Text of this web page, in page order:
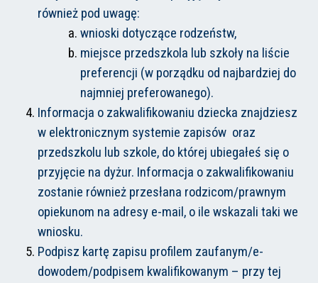
również pod uwagę:
wnioski dotyczące rodzeństw,
miejsce przedszkola lub szkoły na liście
preferencji (w porządku od najbardziej do
najmniej preferowanego).
Informacja o zakwalifikowaniu dziecka znajdziesz
w elektronicznym systemie zapisów oraz
przedszkolu lub szkole, do której ubiegałeś się o
przyjęcie na dyżur. Informacja o zakwalifikowaniu
zostanie również przesłana rodzicom/prawnym
opiekunom na adresy e-mail, o ile wskazali taki we
wniosku.
Podpisz kartę zapisu profilem zaufanym/e-
dowodem/podpisem kwalifikowanym – przy tej